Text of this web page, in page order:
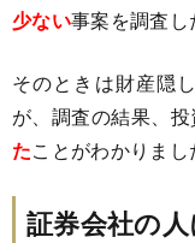
少ない事案を調査し
そのときは財産隠
が、調査の結果、
たことがわかりまし
証券会社の